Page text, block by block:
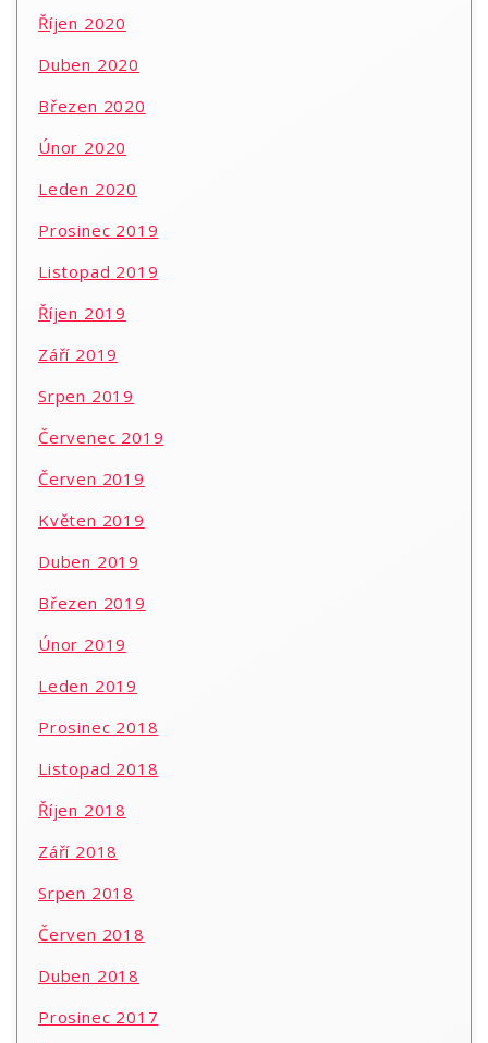
Říjen 2020
Duben 2020
Březen 2020
Únor 2020
Leden 2020
Prosinec 2019
Listopad 2019
Říjen 2019
Září 2019
Srpen 2019
Červenec 2019
Červen 2019
Květen 2019
Duben 2019
Březen 2019
Únor 2019
Leden 2019
Prosinec 2018
Listopad 2018
Říjen 2018
Září 2018
Srpen 2018
Červen 2018
Duben 2018
Prosinec 2017